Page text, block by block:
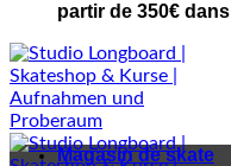
partir de 350€
Magasin de skate